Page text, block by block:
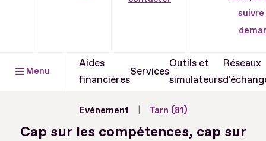
suivre
Menu
Aides
financières
Services
Outils et
simulateurs
Réseaux
Evénement Tarn (81)
Cap sur les compétences, cap sur